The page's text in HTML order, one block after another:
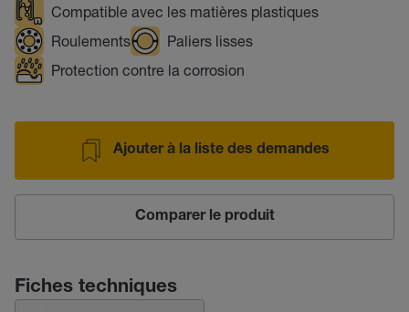
Compatible avec les matières plastiques
Roulements
Paliers lisses
Protection contre la corrosion
Ajouter à la liste des demandes
Comparer le produit
Fiches techniques